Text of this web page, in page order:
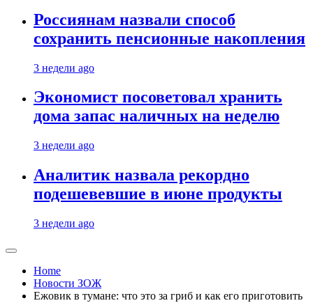
Россиянам назвали способ
сохранить пенсионные накопления
3 недели ago
Экономист посоветовал хранить
дома запас наличных на неделю
3 недели ago
Аналитик назвала рекордно
подешевевшие в июне продукты
3 недели ago
Home
Новости ЗОЖ
Ежовик в тумане: что это за гриб и как его приготовить